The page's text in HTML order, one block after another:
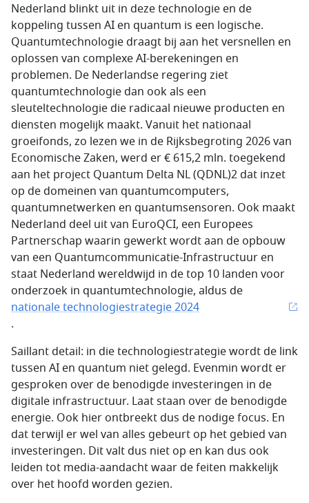
Nederland blinkt uit in deze technologie en de
koppeling tussen AI en quantum is een logische.
Quantumtechnologie draagt bij aan het versnellen en
oplossen van complexe AI-berekeningen en
problemen. De Nederlandse regering ziet
quantumtechnologie dan ook als een
sleuteltechnologie die radicaal nieuwe producten en
diensten mogelijk maakt. Vanuit het nationaal
groeifonds, zo lezen we in de Rijksbegroting 2026 van
Economische Zaken, werd er € 615,2 mln. toegekend
aan het project Quantum Delta NL (QDNL)2 dat inzet
op de domeinen van quantumcomputers,
quantumnetwerken en quantumsensoren. Ook maakt
Nederland deel uit van EuroQCI, een Europees
Partnerschap waarin gewerkt wordt aan de opbouw
van een Quantumcommunicatie-Infrastructuur en
staat Nederland wereldwijd in de top 10 landen voor
onderzoek in quantumtechnologie, aldus de
nationale technologiestrategie 2024
.
Saillant detail: in die technologiestrategie wordt de link
tussen AI en quantum niet gelegd. Evenmin wordt er
gesproken over de benodigde investeringen in de
digitale infrastructuur. Laat staan over de benodigde
energie. Ook hier ontbreekt dus de nodige focus. En
dat terwijl er wel van alles gebeurt op het gebied van
investeringen. Dit valt dus niet op en kan dus ook
leiden tot media-aandacht waar de feiten makkelijk
over het hoofd worden gezien.